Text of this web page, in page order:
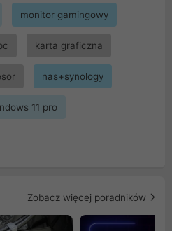
monitor gamingowy
karta graficzna
nas+synology
11 pro
Zobacz więcej poradników